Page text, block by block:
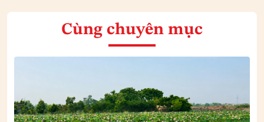
Cùng chuyên mục